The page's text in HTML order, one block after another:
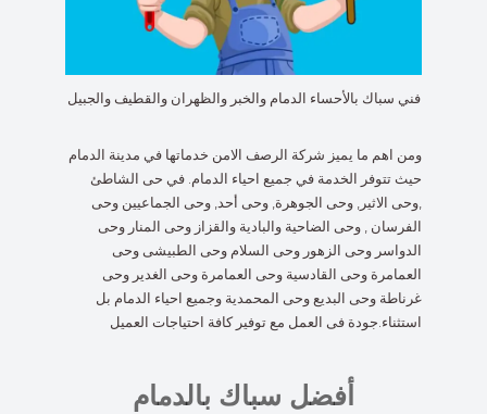
فني سباك بالأحساء الدمام والخبر والظهران والقطيف والجبيل
ومن اهم ما يميز شركة الرصف الامن خدماتها في مدينة الدمام
حيث تتوفر الخدمة في جميع احياء الدمام. في حى الشاطئ
,وحى الاثير, وحى الجوهرة, وحى أحد, وحى الجماعيين وحى
الفرسان , وحى الضاحية والبادية والقزاز وحى المنار وحى
الدواسر وحى الزهور وحى السلام وحى الطبيشى وحى
العمامرة وحى القادسية وحى العمامرة وحى الغدير وحى
غرناطة وحى البديع وحى المحمدية وجميع احياء الدمام بل
استثناء.جودة فى العمل مع توفير كافة احتياجات العميل
أفضل سباك بالدمام